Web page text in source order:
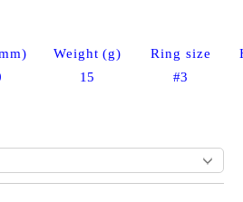
Weight (g) Ring size
15 #3